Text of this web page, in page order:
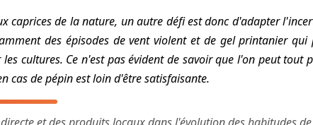
caprices de la nature, un autre défi est donc d'adapter
des épisodes de vent violent et de gel printanier qui
cultures. Ce n'est pas évident de savoir que l'on peut tout
cas de pépin est loin d'être satisfaisante.